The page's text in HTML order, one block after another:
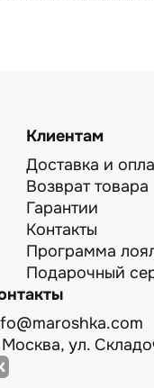
Клиентам
Доставка и
Возврат товара
Гарантии
Контакты
Программа
Подарочный
Москва, ул.